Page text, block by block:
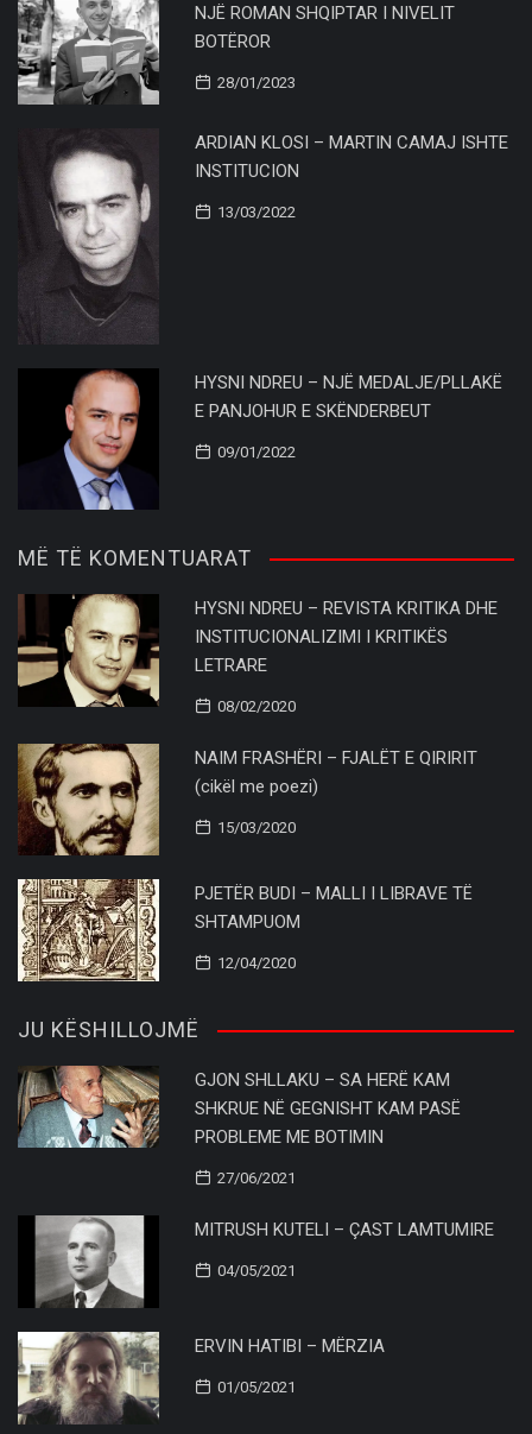
NJË ROMAN SHQIPTAR I NIVELIT
BOTËROR
28/01/2023
ARDIAN KLOSI – MARTIN CAMAJ ISHTE
INSTITUCION
13/03/2022
HYSNI NDREU – NJË MEDALJE/PLLAKË
E PANJOHUR E SKËNDERBEUT
09/01/2022
MË TË KOMENTUARAT
HYSNI NDREU – REVISTA KRITIKA DHE
INSTITUCIONALIZIMI I KRITIKËS
LETRARE
08/02/2020
NAIM FRASHËRI – FJALËT E QIRIRIT
(cikël me poezi)
15/03/2020
PJETËR BUDI – MALLI I LIBRAVE TË
SHTAMPUOM
12/04/2020
JU KËSHILLOJMË
GJON SHLLAKU – SA HERË KAM
SHKRUE NË GEGNISHT KAM PASË
PROBLEME ME BOTIMIN
27/06/2021
MITRUSH KUTELI – ÇAST LAMTUMIRE
04/05/2021
ERVIN HATIBI – MËRZIA
01/05/2021